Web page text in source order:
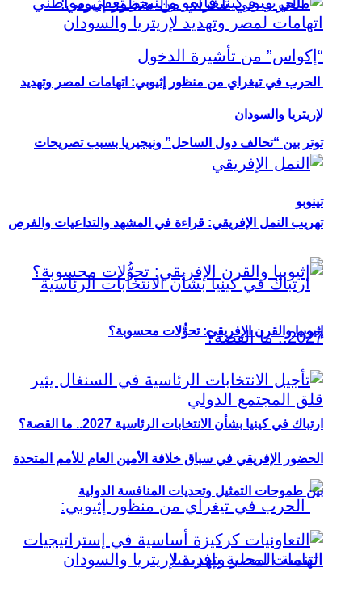
توتر بين “تحالف دول الساحل” ونيجيريا بسبب تصريحات
تينوبو
ارتباك في كينيا بشأن الانتخابات الرئاسية 2027.. ما القصة؟
الحرب في تيغراي من منظور إثيوبي: اتهامات لمصر وتهديد
لإريتريا والسودان
تهريب النمل الإفريقي: قراءة في المشهد والتداعيات والفرص
إثيوبيا والقرن الإفريقي: تحوُّلات محسوبة؟
الحضور الإفريقي في سباق خلافة الأمين العام للأمم المتحدة
بين طموحات التمثيل وتحديات المنافسة الدولية